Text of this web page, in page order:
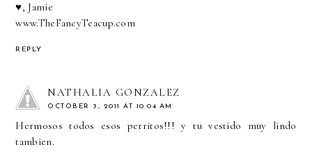
♥, Jamie
www.TheFancyTeacup.com
REPLY
NATHALIA GONZALEZ
OCTOBER 3, 2011 AT 10:04 AM
Hermosos todos esos perritos!!! y tu vestido muy lindo
tambien.